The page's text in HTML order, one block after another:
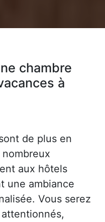
chambre
à
de plus en
aux hôtels
une ambiance
Vous serez